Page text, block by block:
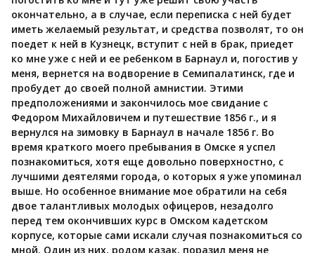
окончательно, а в случае, если переписка с ней будет
иметь желаемый результат, и средства позволят, то он
поедет к ней в Кузнецк, вступит с ней в брак, приедет
ко мне уже с ней и ее ребенком в Барнаул и, погостив у
меня, вернется на водворение в Семипалатинск, где и
пробудет до своей полной амнистии. Этими
предположениями и закончилось мое свидание с
Федором Михайловичем и путешествие 1856 г., и я
вернулся на зимовку в Барнаул в начале 1856 г. Во
время краткого моего пребывания в Омске я успел
познакомиться, хотя еще довольно поверхностно, с
лучшими деятелями города, о которых я уже упоминал
выше. Но особенное внимание мое обратили на себя
двое талантливых молодых офицеров, незадолго
перед тем окончивших курс в Омском кадетском
корпусе, которые сами искали случая познакомиться со
мной. Один из них, родом казак, поразил меня не